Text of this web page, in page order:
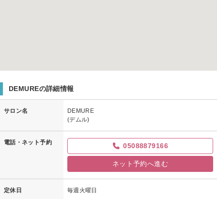
DEMUREの詳細情報
サロン名
DEMURE
(デムル)
電話・ネット予約 05088879166
ネット予約へ進む
定休日 毎週火曜日